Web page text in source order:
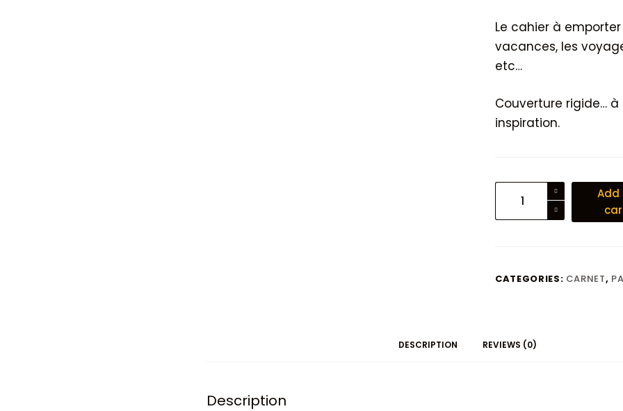
Le cahier à
vacances, les
etc…
Couverture rigide…
inspiration.
Carnet
voyage
Add
CATEGORIES: CARNET,
DESCRIPTION REVIEWS (0)
Description